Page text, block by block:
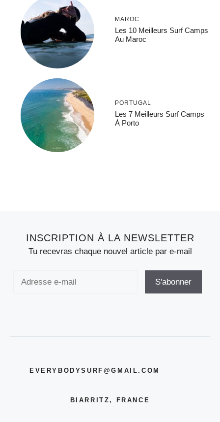
MAROC
Les 10 Meilleurs Surf Camps
Au Maroc
PORTUGAL
Les 7 Meilleurs Surf Camps
À Porto
INSCRIPTION À LA NEWSLETTER
Tu recevras chaque nouvel article par e-mail
EVERYBODYSURF@GMAIL.COM
BIARRITZ, FRANCE